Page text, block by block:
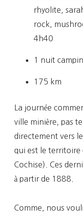
rhyolite,
rock,
4h40
1 nuit
175 km
La journée
ville minière, pas
directement vers
qui est le territoire
Cochise). Ces
à partir de 1888.
Comme, nous